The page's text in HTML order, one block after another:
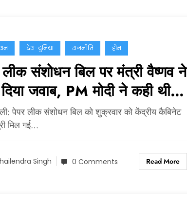
देश-दुनिया राजनीति होम
संशोधन बिल पर मंत्री वैष्णव ने
जवाब, PM मोदी ने कही थी
कानून लाने की बात
पेपर लीक संशोधन बिल को शुक्रवार को केंद्रीय कैबिनेट
मिल गई…
Singh 0 Comments Read More